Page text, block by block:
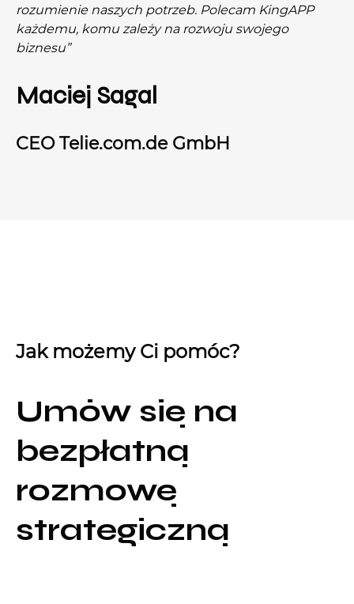
rozumienie naszych potrzeb. Polecam KingAPP
każdemu, komu zależy na rozwoju swojego
biznesu”
Maciej Sagal
CEO Telie.com.de GmbH
Jak możemy Ci pomóc?
Umów się na
bezpłatną
rozmowę
strategiczną